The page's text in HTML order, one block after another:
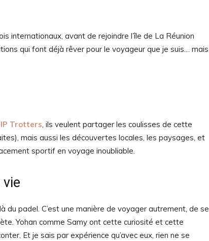
internationaux, avant de rejoindre l’île de La Réunion
qui font déjà rêver pour le voyageur que je suis… mais
Trotters, ils veulent partager les coulisses de cette
mais aussi les découvertes locales, les paysages, et
sportif en voyage inoubliable.
du padel. C’est une manière de voyager autrement, de se
Yohan comme Samy ont cette curiosité et cette
Et je sais par expérience qu’avec eux, rien ne se